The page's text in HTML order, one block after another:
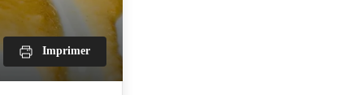
Imprimer